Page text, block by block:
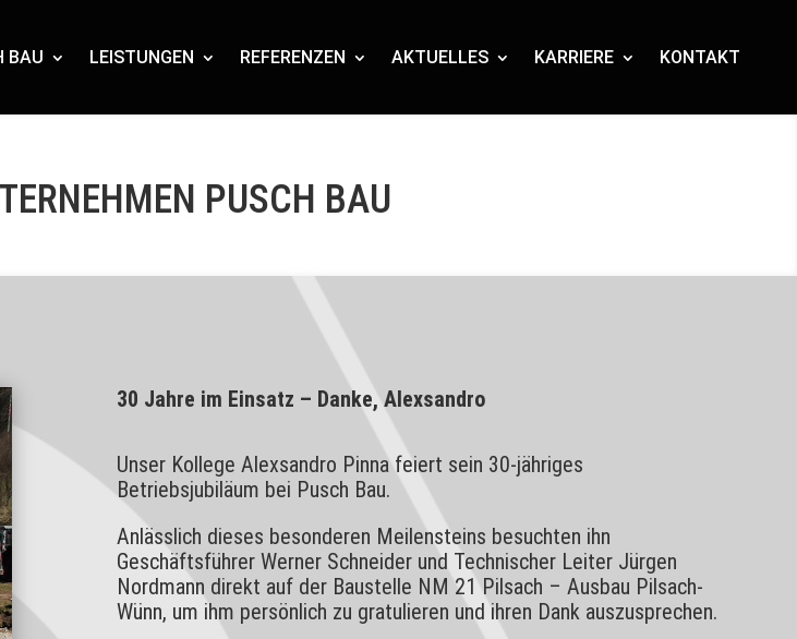
BAU LEISTUNGEN REFERENZEN AKTUELLES KARRIERE KONTAKT
PUSCH BAU
30 Jahre im Einsatz – Danke, Alexsandro
Unser Kollege Alexsandro Pinna feiert sein 30-jähriges
Betriebsjubiläum bei Pusch Bau.
Anlässlich dieses besonderen Meilensteins besuchten ihn
Geschäftsführer Werner Schneider und Technischer Leiter Jürgen
Nordmann direkt auf der Baustelle NM 21 Pilsach – Ausbau Pilsach-
Wünn, um ihm persönlich zu gratulieren und ihren Dank auszusprechen.